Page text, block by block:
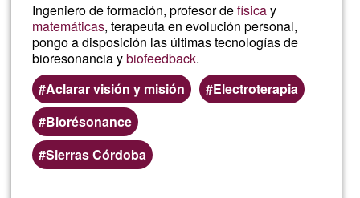
Ingeniero de formación, profesor defísicay
matemáticas, terapeuta en evolución personal,
pongo a disposición las últimas tecnologías de
bioresonancia ybiofeedback.
Aclarar visión y misión
Electroterapia
Biorésonance
Sierras Córdoba